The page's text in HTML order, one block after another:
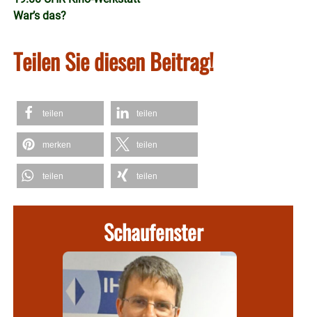
War’s das?
Teilen Sie diesen Beitrag!
teilen teilen
merken teilen
teilen teilen
Schaufenster